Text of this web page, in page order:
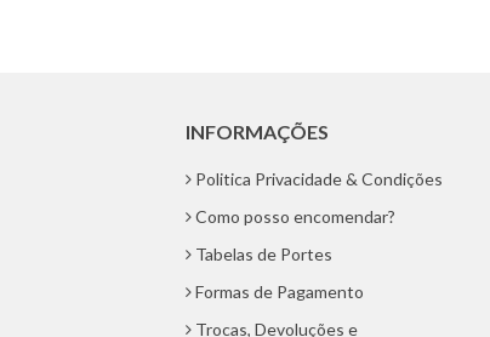
INFORMAÇÕES
Politica Privacidade & Condições
Como posso encomendar?
Tabelas de Portes
Formas de Pagamento
Trocas, Devoluções e